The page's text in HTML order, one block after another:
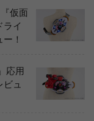
仮面
イ
！
応用
ュ